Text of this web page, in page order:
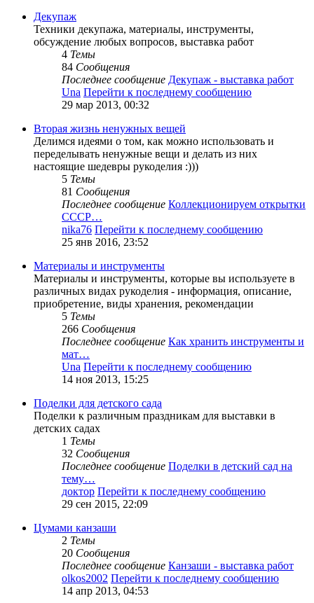
Декупаж
Техники декупажа, материалы, инструменты,
обсуждение любых вопросов, выставка работ
4 Темы
84 Сообщения
Последнее сообщение Декупаж - выставка работ
Una Перейти к последнему сообщению
29 мар 2013, 00:32
Вторая жизнь ненужных вещей
Делимся идеями о том, как можно использовать и
переделывать ненужные вещи и делать из них
настоящие шедевры рукоделия :)))
5 Темы
81 Сообщения
Последнее сообщение Коллекционируем открытки
СССР…
nika76 Перейти к последнему сообщению
25 янв 2016, 23:52
Материалы и инструменты
Материалы и инструменты, которые вы используете в
различных видах рукоделия - информация, описание,
приобретение, виды хранения, рекомендации
5 Темы
266 Сообщения
Последнее сообщение Как хранить инструменты и
мат…
Una Перейти к последнему сообщению
14 ноя 2013, 15:25
Поделки для детского сада
Поделки к различным праздникам для выставки в
детских садах
1 Темы
32 Сообщения
Последнее сообщение Поделки в детский сад на
тему…
доктор Перейти к последнему сообщению
29 сен 2015, 22:09
Цумами канзаши
2 Темы
20 Сообщения
Последнее сообщение Канзаши - выставка работ
olkos2002 Перейти к последнему сообщению
14 апр 2013, 04:53